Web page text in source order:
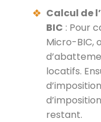
Calcul de
BIC : Pour
Micro-BIC,
locatifs.
restant.